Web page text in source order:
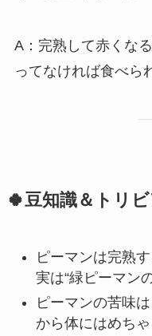
A：完熟して赤くな
ってなければ食べら
🍀豆知識＆トリ
ピーマンは完熟
実は“緑ピーマン
ピーマンの苦味
から体にはめち